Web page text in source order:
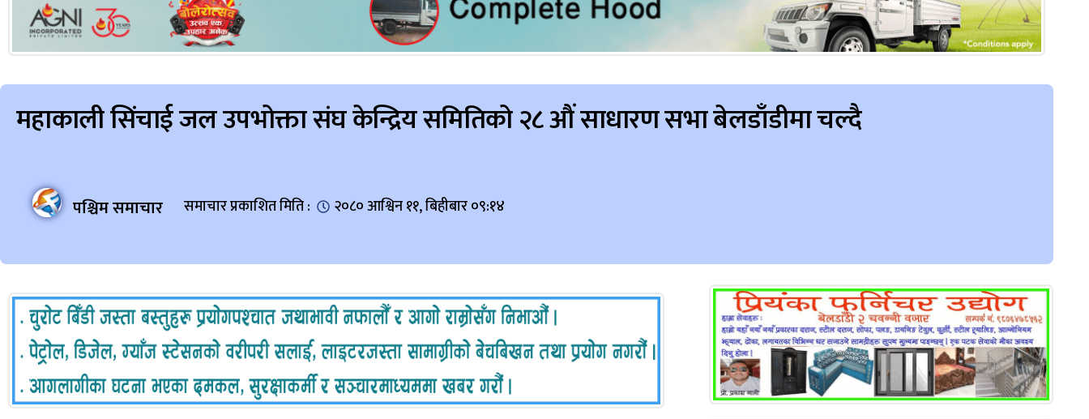
महाकाली सिंचाई जल उपभोक्ता संघ केन्द्रिय समितिको २८ औं साधारण सभा बेलडाँडीमा चल्दै
पश्चिम समाचार समाचार प्रकाशित मिति : २०८० आश्विन ११, बिहीबार ०९:१४